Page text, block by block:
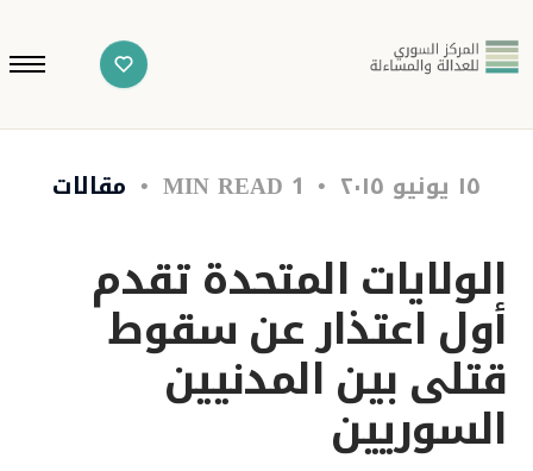
١٥ يونيو ٢٠١٥ مقالات
الولايات المتحدة تقدم
أول اعتذار عن سقوط
قتلى بين المدنيين
السوريين